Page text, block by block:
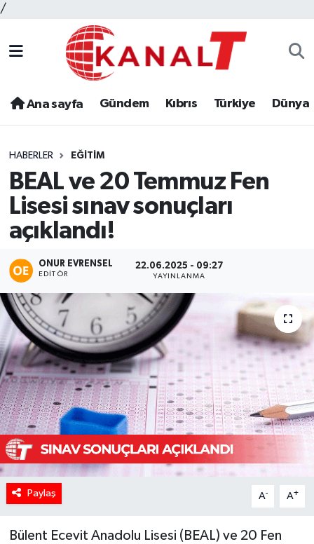
/
Ana sayfa Gündem Kıbrıs Türkiye Dünya
HABERLER EĞITIM
BEAL ve 20 Temmuz Fen
Lisesi sınav sonuçları
açıklandı!
ONUR EVRENSEL
EDITÖR
22.06.2025 - 09:27
YAYINLANMA
Paylaş A- A+
Bülent Ecevit Anadolu Lisesi (BEAL) ve 20 Fen